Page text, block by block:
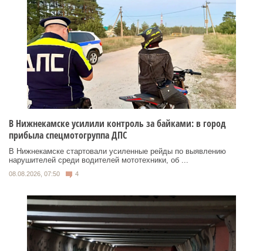
В Нижнекамске усилили контроль за байками: в город
прибыла спецмотогруппа ДПС
В Нижнекамске стартовали усиленные рейды по выявлению
нарушителей среди водителей мототехники, об ...
08.08.2026, 07:50 4